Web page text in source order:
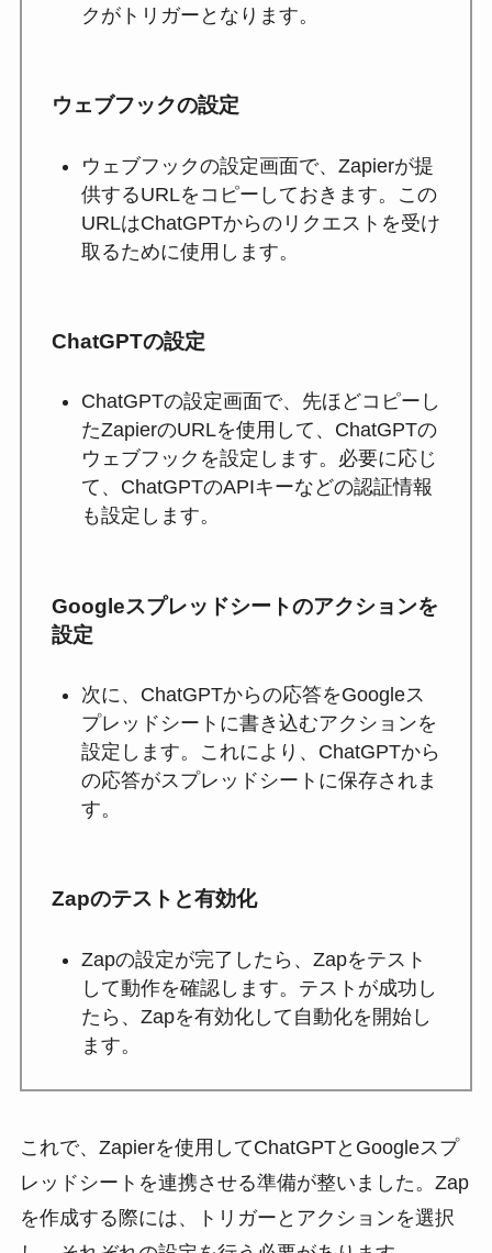
クがトリガーとなります。
ウェブフックの設定
ウェブフックの設定画面で、Zapierが提
供するURLをコピーしておきます。この
URLはChatGPTからのリクエストを受け
取るために使用します。
ChatGPTの設定
ChatGPTの設定画面で、先ほどコピーし
たZapierのURLを使用して、ChatGPTの
ウェブフックを設定します。必要に応じ
て、ChatGPTのAPIキーなどの認証情報
も設定します。
Googleスプレッドシートのアクションを
設定
次に、ChatGPTからの応答をGoogleス
プレッドシートに書き込むアクションを
設定します。これにより、ChatGPTから
の応答がスプレッドシートに保存されま
す。
Zapのテストと有効化
Zapの設定が完了したら、Zapをテスト
して動作を確認します。テストが成功し
たら、Zapを有効化して自動化を開始し
ます。
これで、Zapierを使用してChatGPTとGoogleスプ
レッドシートを連携させる準備が整いました。Zap
を作成する際には、トリガーとアクションを選択